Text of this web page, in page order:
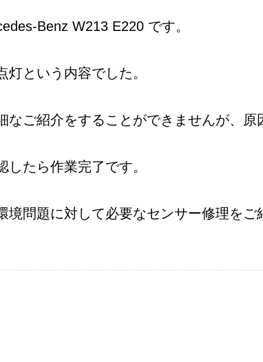
Benz W213 E220 です。
という内容でした。
ご紹介をすることができませんが、原
たら作業完了です。
問題に対して必要なセンサー修理をご